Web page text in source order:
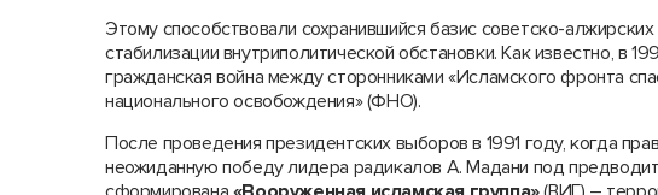
Этому способствовали сохранившийся базис советско-
стабилизации внутриполитической обстановки. Как известно, в
гражданская война между сторонниками «Исламского фронта
национального освобождения» (ФНО).
После проведения президентских выборов в 1991 году, когда
неожиданную победу лидера радикалов А. Мадани под